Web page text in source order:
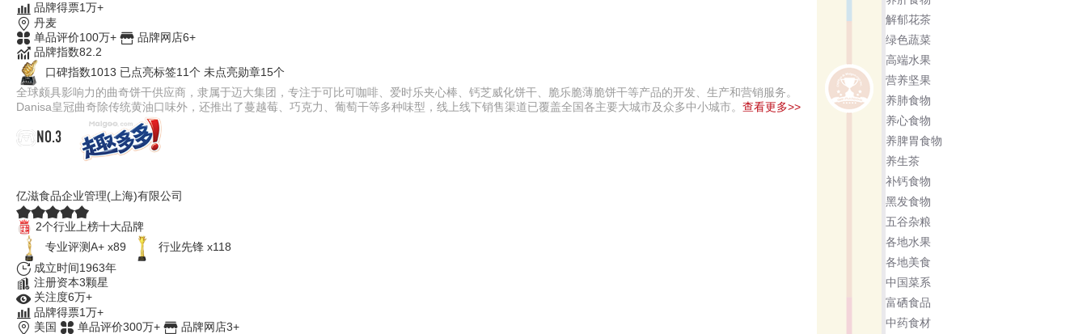
品牌得票1万+
丹麦
单品评价100万+
品牌网店6+
品牌指数82.2
口碑指数1013 已点亮标签11个 未点亮勋章15个
全球颇具影响力的曲奇饼干供应商，隶属于迈大集团，专注于可比可咖啡、爱时乐夹心棒、钙芝威化饼干、脆乐脆薄脆饼干等产品的开发、生产和营销服务。
Danisa皇冠曲奇除传统黄油口味外，还推出了蔓越莓、巧克力、葡萄干等多种味型，线上线下销售渠道已覆盖全国各主要大城市及众多中小城市。 查看更多>>
NO.3
亿滋食品企业管理(上海)有限公司
2个行业上榜十大品牌
专业评测A+ x89
行业先锋 x118
成立时间1963年
注册资本3颗星
关注度6万+
品牌得票1万+
美国
单品评价300万+
品牌网店3+
解郁花茶
绿色蔬菜
高端水果
营养坚果
养肺食物
养心食物
养脾胃食物
养生茶
补钙食物
黑发食物
五谷杂粮
各地水果
各地美食
中国菜系
富硒食品
中药食材